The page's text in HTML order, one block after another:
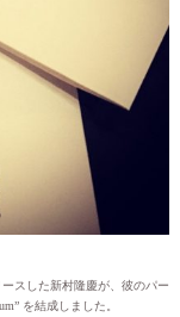
スした新村隆慶が、彼のパー
を結成しました。